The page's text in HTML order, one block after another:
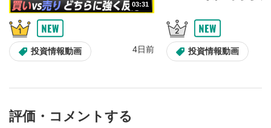
7
音量調整
スライダーを上下すると音量が調整できます。
8
全画面表示
03:31
投資情報動画 4日前 投資情報動画
評価・コメントする